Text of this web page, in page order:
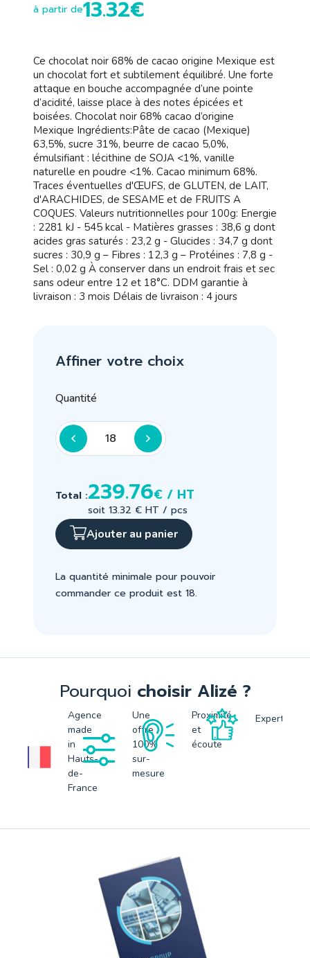
à partir de13.32€
Ce chocolat noir 68% de cacao origine Mexique est
un chocolat fort et subtilement équilibré. Une forte
attaque en bouche accompagnée d’une pointe
d’acidité, laisse place à des notes épicées et
boisées. Chocolat noir 68% cacao d’origine
Mexique Ingrédients:Pâte de cacao (Mexique)
63,5%, sucre 31%, beurre de cacao 5,0%,
émulsifiant : lécithine de SOJA <1%, vanille
naturelle en poudre <1%. Cacao minimum 68%.
Traces éventuelles d'ŒUFS, de GLUTEN, de LAIT,
d'ARACHIDES, de SESAME et de FRUITS A
COQUES. Valeurs nutritionnelles pour 100g: Energie
: 2281 kJ - 545 kcal - Matières grasses : 38,6 g dont
acides gras saturés : 23,2 g - Glucides : 34,7 g dont
sucres : 30,9 g – Fibres : 12,3 g – Protéines : 7,8 g -
Sel : 0,02 g À conserver dans un endroit frais et sec
sans odeur entre 12 et 18°C. DDM garantie à
livraison : 3 mois Délais de livraison : 4 jours
Affiner votre choix
Quantité
Total :239.76€ / HT
soit 13.32 € HT / pcs
Ajouter au panier
La quantité minimale pour pouvoir
commander ce produit est 18.
Pourquoi choisir Alizé ?
Agence
made
in
Hauts-
de-
France
Une
offre
100%
sur-
mesure
Proximité
et
écoute
Expertise